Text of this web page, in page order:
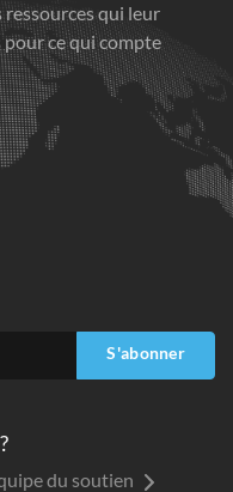
ressources qui leur
ce qui compte
S'abonner
du soutien